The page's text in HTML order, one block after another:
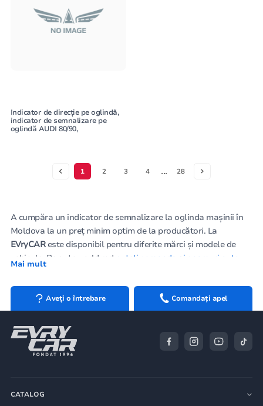
Indicator de direcție pe oglindă,
indicator de semnalizare pe
oglindă AUDI 80/90,
1 2 3 4 ... 28
A cumpăra un indicator de semnalizare la oglinda mașinii în
Moldova la un preț minim optim de la producători. La
EVryCAReste disponibil pentru diferite mărci și modele de
vehicule. Pe autoworld.md
puteți comanda și geamuri auto
pentru a cumpăra indicatoare de direcție în Chișinău este
compania EVryCAR, o companie de încredere și dovedită în
timp: accesibilitate convenabilă, consultanți competenți, o
gamă largă de piese de schimb și servicii pentru geamurile
auto la cel mai atractiv preț.
Mai mult
Aveți o întrebare Comandați apel
CATALOG